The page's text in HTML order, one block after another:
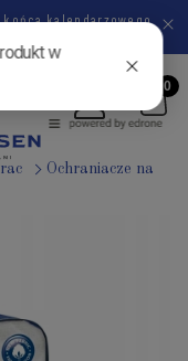
kalendarzowego
Ochraniacze na